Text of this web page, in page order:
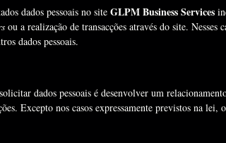
dados pessoais no site GLPM Business Services
ou a realização de transacções através do site.
dados pessoais.
dados pessoais é desenvolver um
Excepto nos casos expressamente previstos na lei,